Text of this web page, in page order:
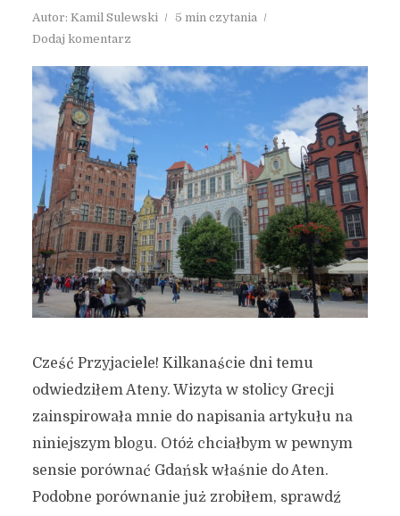
Autor: Kamil Sulewski
5 min czytania
Dodaj komentarz
Cześć Przyjaciele! Kilkanaście dni temu
odwiedziłem Ateny. Wizyta w stolicy Grecji
zainspirowała mnie do napisania artykułu na
niniejszym blogu. Otóż chciałbym w pewnym
sensie porównać Gdańsk właśnie do Aten.
Podobne porównanie już zrobiłem, sprawdź